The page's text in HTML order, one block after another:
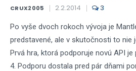
CRUX2005 2.2.2014 3
Po vyše dvoch rokoch vývoja je
predstavené, ale v skutočnosti to nie
Prvá hra, ktorá podporuje novú API
4. Podporu dostala pred pár dňami